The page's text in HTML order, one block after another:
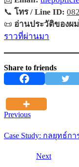
📞 โทร / Line ID:
📜 อ่านประวัติของผ
ราวที่ผ่านมา
Share to friends
Previous
Case Study: กลยุทธ์ก
Next